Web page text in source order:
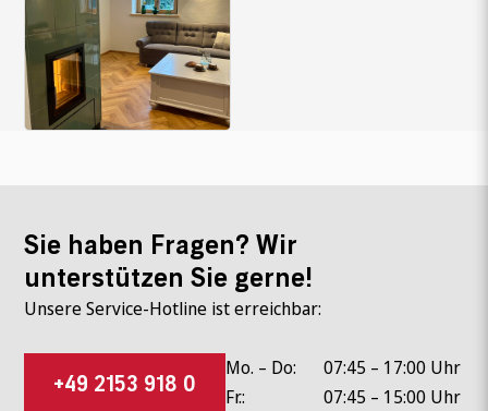
Sie haben Fragen? Wir
unterstützen Sie gerne!
Unsere Service-Hotline ist erreichbar:
+49 2153 918 0
Mo. – Do:
07:45 – 17:00 Uhr
Fr.:
07:45 – 15:00 Uhr